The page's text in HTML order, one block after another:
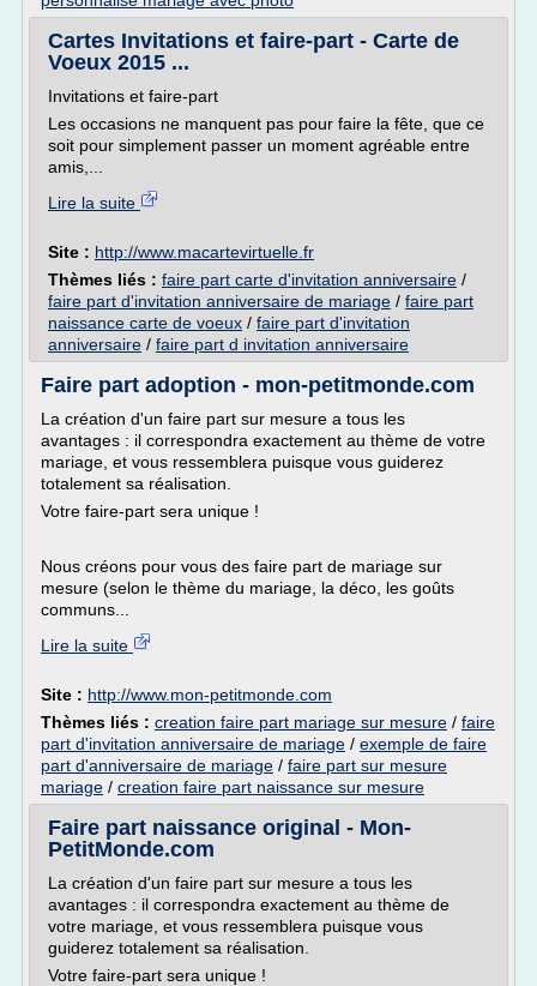
Cartes Invitations et faire-part - Carte de
Voeux 2015 ...
Invitations et faire-part
Les occasions ne manquent pas pour faire la fête, que ce
soit pour simplement passer un moment agréable entre
amis,...
Lire la suite
Site : http://www.macartevirtuelle.fr
Thèmes liés : faire part carte d'invitation anniversaire /
faire part d'invitation anniversaire de mariage / faire part
naissance carte de voeux / faire part d'invitation
anniversaire / faire part d invitation anniversaire
Faire part adoption - mon-petitmonde.com
La création d'un faire part sur mesure a tous les
avantages : il correspondra exactement au thème de votre
mariage, et vous ressemblera puisque vous guiderez
totalement sa réalisation.
Votre faire-part sera unique !
Nous créons pour vous des faire part de mariage sur
mesure (selon le thème du mariage, la déco, les goûts
communs...
Lire la suite
Site : http://www.mon-petitmonde.com
Thèmes liés : creation faire part mariage sur mesure / faire
part d'invitation anniversaire de mariage / exemple de faire
part d'anniversaire de mariage / faire part sur mesure
mariage / creation faire part naissance sur mesure
Faire part naissance original - Mon-
PetitMonde.com
La création d'un faire part sur mesure a tous les
avantages : il correspondra exactement au thème de
votre mariage, et vous ressemblera puisque vous
guiderez totalement sa réalisation.
Votre faire-part sera unique !